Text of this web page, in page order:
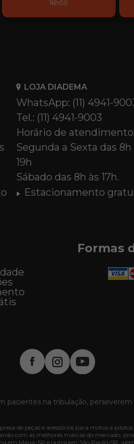
16h00
LOJA DIADEMA
WhatsApp: (11) 4941-
Tel.: (11) 4941-9003
Horário de
Segunda a Sexta das 8h
19h
Sábado das 8h às 17h.
Estacionamento
Formas
pacientes na tribulação, perseverem
de peças e acessórios para motos e
com as melhores marcas do mercado,
em Mauá-SP e outra em São Paulo-SP,